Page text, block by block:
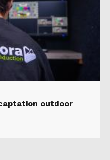
outdoor